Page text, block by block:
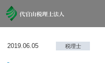
2019.06.05 税理士